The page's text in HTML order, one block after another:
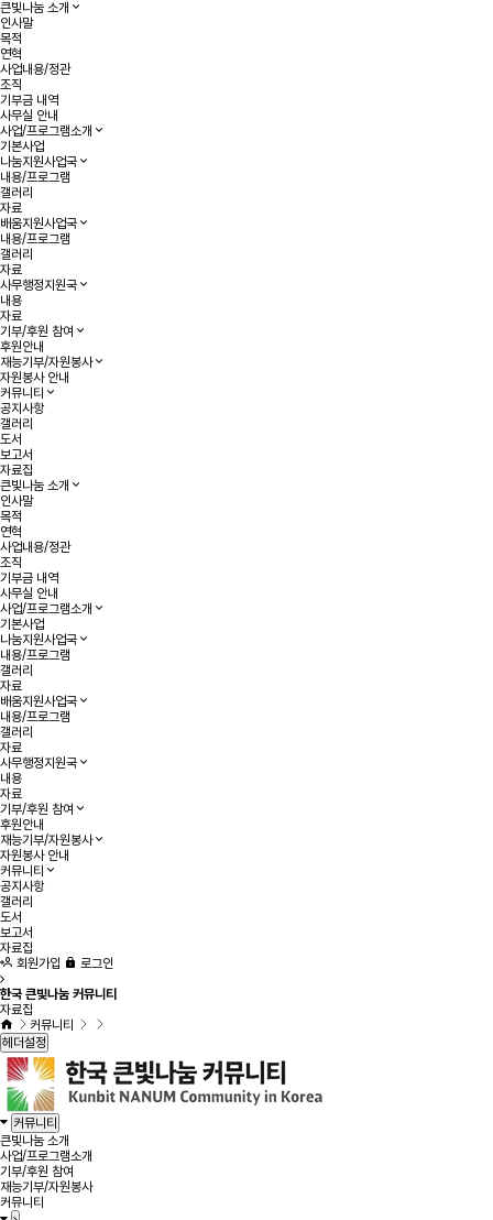
큰빛나눔 소개
인사말
목적
연혁
사업내용/정관
조직
기부금 내역
사무실 안내
사업/프로그램소개
기본사업
나눔지원사업국
내용/프로그램
갤러리
자료
배움지원사업국
내용/프로그램
갤러리
자료
사무행정지원국
내용
자료
기부/후원 참여
후원안내
재능기부/자원봉사
자원봉사 안내
커뮤니티
공지사항
갤러리
도서
보고서
자료집
큰빛나눔 소개
인사말
목적
연혁
사업내용/정관
조직
기부금 내역
사무실 안내
사업/프로그램소개
기본사업
나눔지원사업국
내용/프로그램
갤러리
자료
배움지원사업국
내용/프로그램
갤러리
자료
사무행정지원국
내용
자료
기부/후원 참여
후원안내
재능기부/자원봉사
자원봉사 안내
커뮤니티
공지사항
갤러리
도서
보고서
자료집
회원가입
로그인
한국 큰빛나눔 커뮤니티
자료집
커뮤니티
헤더설정
커뮤니티
큰빛나눔 소개
사업/프로그램소개
기부/후원 참여
재능기부/자원봉사
커뮤니티